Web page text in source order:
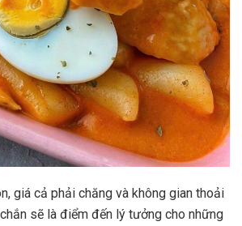
giá cả phải chăng và không gian thoải
sẽ là điểm đến lý tưởng cho những